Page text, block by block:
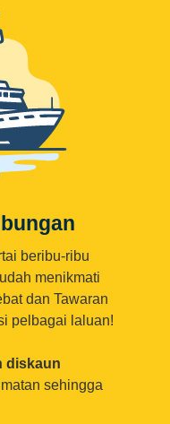
beribu-ribu
menikmati
dan Tawaran
pelbagai laluan!
diskaun
sehingga